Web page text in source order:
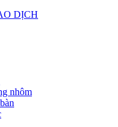
DỊCH
nhôm